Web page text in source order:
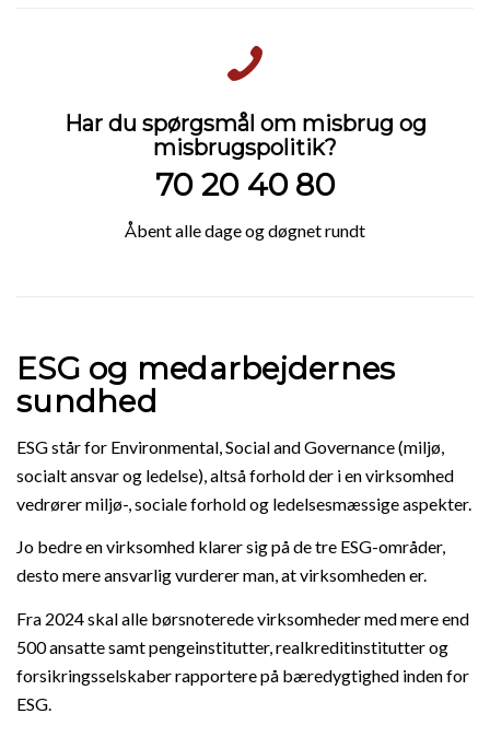
Har du spørgsmål om misbrug og
misbrugspolitik?
70 20 40 80
Åbent alle dage og døgnet rundt
ESG og medarbejdernes
sundhed
ESG står for Environmental, Social and Governance (miljø,
socialt ansvar og ledelse), altså forhold der i en virksomhed
vedrører miljø-, sociale forhold og ledelsesmæssige aspekter.
Jo bedre en virksomhed klarer sig på de tre ESG-områder,
desto mere ansvarlig vurderer man, at virksomheden er.
Fra 2024 skal alle børsnoterede virksomheder med mere end
500 ansatte samt pengeinstitutter, realkreditinstitutter og
forsikringsselskaber rapportere på bæredygtighed inden for
ESG.